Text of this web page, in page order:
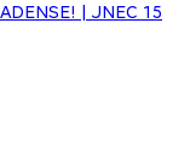
| JNEC 15